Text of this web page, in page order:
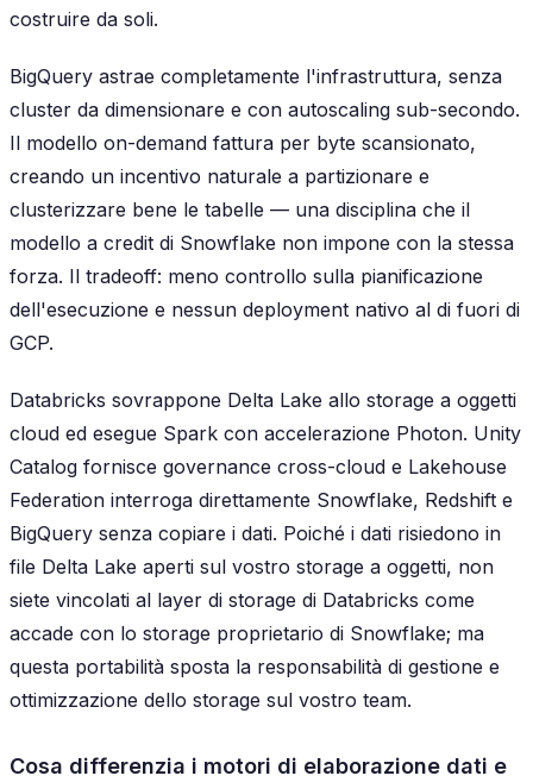
costruire da soli.
BigQuery astrae completamente l'infrastruttura, senza
cluster da dimensionare e con autoscaling sub-secondo.
Il modello on-demand fattura per byte scansionato,
creando un incentivo naturale a partizionare e
clusterizzare bene le tabelle — una disciplina che il
modello a credit di Snowflake non impone con la stessa
forza. Il tradeoff: meno controllo sulla pianificazione
dell'esecuzione e nessun deployment nativo al di fuori di
GCP.
Databricks sovrappone Delta Lake allo storage a oggetti
cloud ed esegue Spark con accelerazione Photon. Unity
Catalog fornisce governance cross-cloud e Lakehouse
Federation interroga direttamente Snowflake, Redshift e
BigQuery senza copiare i dati. Poiché i dati risiedono in
file Delta Lake aperti sul vostro storage a oggetti, non
siete vincolati al layer di storage di Databricks come
accade con lo storage proprietario di Snowflake; ma
questa portabilità sposta la responsabilità di gestione e
ottimizzazione dello storage sul vostro team.
Cosa differenzia i motori di elaborazione dati e